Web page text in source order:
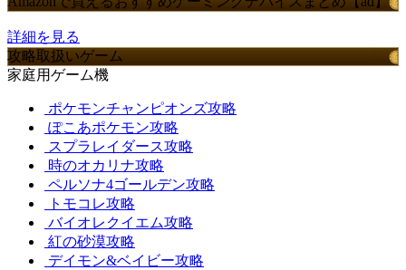
詳細を見る
攻略取扱いゲーム
家庭用ゲーム機
ポケモンチャンピオンズ攻略
ぽこあポケモン攻略
スプラレイダース攻略
時のオカリナ攻略
ペルソナ4ゴールデン攻略
トモコレ攻略
バイオレクイエム攻略
紅の砂漠攻略
デイモン&ベイビー攻略